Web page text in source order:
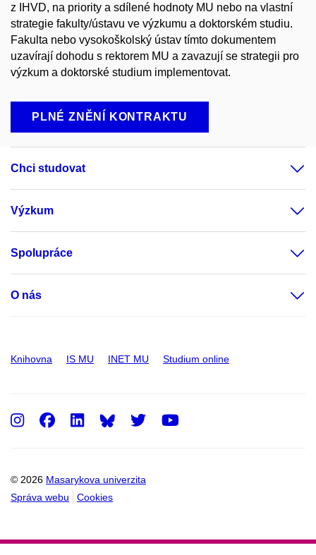
z IHVD, na priority a sdílené hodnoty MU nebo na vlastní
strategie fakulty/ústavu ve výzkumu a doktorském studiu.
Fakulta nebo vysokoškolský ústav tímto dokumentem
uzavírají dohodu s rektorem MU a zavazují se strategii pro
výzkum a doktorské studium implementovat.
PLNÉ ZNĚNÍ KONTRAKTU
Chci studovat
Výzkum
Spolupráce
O nás
Knihovna IS MU INET MU Studium online
© 2026 Masarykova univerzita
Správa webu
Cookies
Instagram
Facebook
LinkedInTwitter